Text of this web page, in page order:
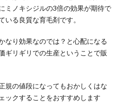
ミノキシジルの3倍の効果が期待で
いる良質な育毛剤です。
なり効果なのでは？と心配になる
ギリギリでの生産ということで販
規の値段になってもおかしくはな
ックすることをおすすめします